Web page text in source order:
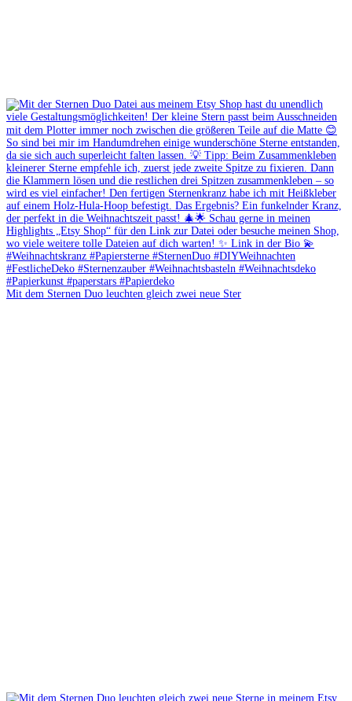
Mit dem Sternen Duo leuchten gleich zwei neue Ster